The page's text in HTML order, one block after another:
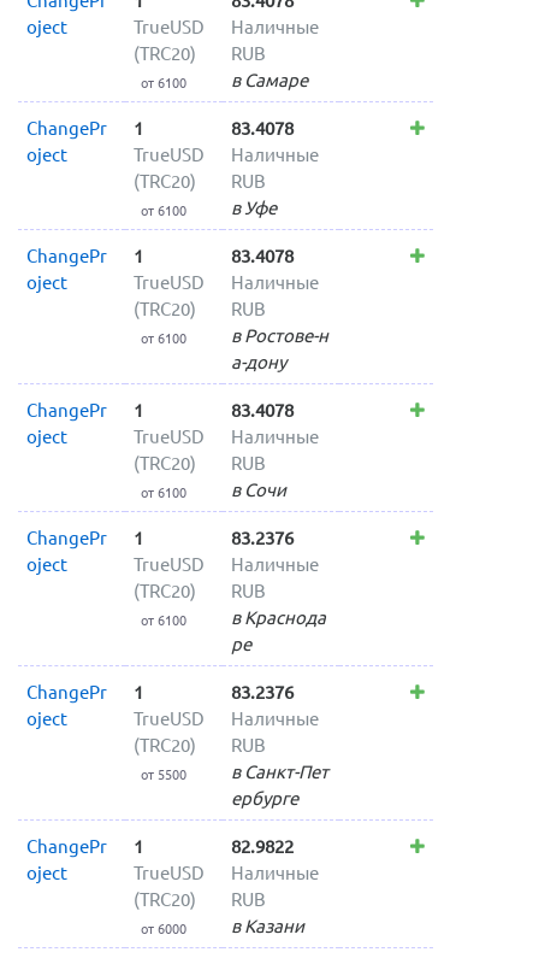
oject
TrueUSD
(TRC20)
от 6100
Наличные
RUB
в Самаре
ChangePr
oject
1
TrueUSD
(TRC20)
от 6100
83.4078
Наличные
RUB
в Уфе
ChangePr
oject
1
TrueUSD
(TRC20)
от 6100
83.4078
Наличные
RUB
в Ростове-н
а-дону
ChangePr
oject
1
TrueUSD
(TRC20)
от 6100
83.4078
Наличные
RUB
в Сочи
ChangePr
oject
1
TrueUSD
(TRC20)
от 6100
83.2376
Наличные
RUB
в Краснода
ре
ChangePr
oject
1
TrueUSD
(TRC20)
от 5500
83.2376
Наличные
RUB
в Санкт-Пет
ербурге
ChangePr
oject
1
TrueUSD
(TRC20)
от 6000
82.9822
Наличные
RUB
в Казани